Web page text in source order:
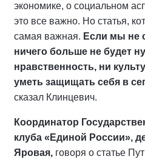
экономике, о социальном
это все важно. Но статья,
самая важная. Если мы не
ничего больше не будет
нравственность, ни
уметь защищать себя в
сказал Клинцевич.
Координатор
клуба «Единой России»,
Яровая, говоря о статье